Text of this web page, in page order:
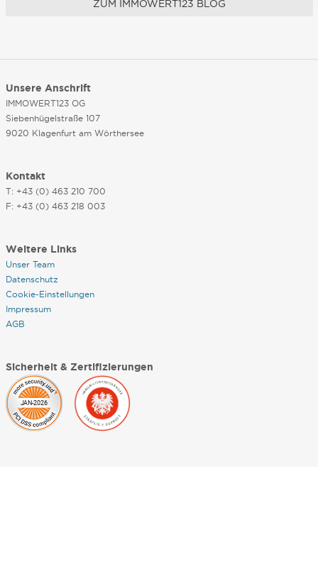
ZUM IMMOWERT123 BLOG
Unsere Anschrift
IMMOWERT123 OG
Siebenhügelstraße 107
9020 Klagenfurt am Wörthersee
Kontakt
T: +43 (0) 463 210 700
F: +43 (0) 463 218 003
Weitere Links
Unser Team
Datenschutz
Cookie-Einstellungen
Impressum
AGB
Sicherheit & Zertifizierungen